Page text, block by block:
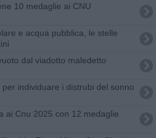
10 medaglie ai CNU
e acqua pubblica, le stelle
dal viadotto maledetto
individuare i distrubi del sonno
ai Cnu 2025 con 12 medaglie